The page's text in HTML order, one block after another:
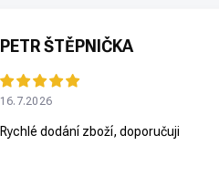
PETR ŠTĚPNIČKA
16.7.2026
Rychlé dodání zboží, doporučuji